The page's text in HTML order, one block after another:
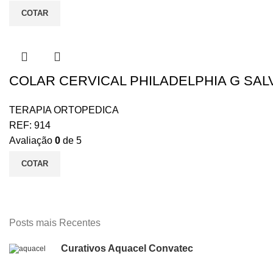
COTAR
COLAR CERVICAL PHILADELPHIA G
TERAPIA ORTOPEDICA
REF: 914
Avaliação 0 de 5
COTAR
Posts mais Recentes
Curativos Aquacel Convatec